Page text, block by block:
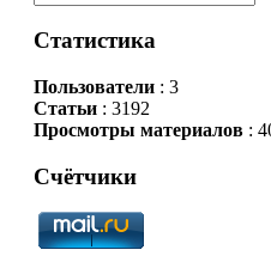
Статистика
Пользователи: 3
Статьи: 3192
Просмотры материалов:
Счётчики